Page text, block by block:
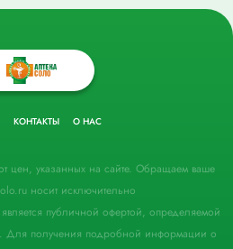
КОНТАКТЫ О НАС
от цен, указанных на сайте. Обращаем ваше
носит исключительно
публичной офертой, определяемой
Для получения подробной информации о